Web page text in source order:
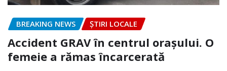
BREAKING NEWS ȘTIRI LOCALE
Accident GRAV în centrul orașului. O
femeie a rămas încarcerată